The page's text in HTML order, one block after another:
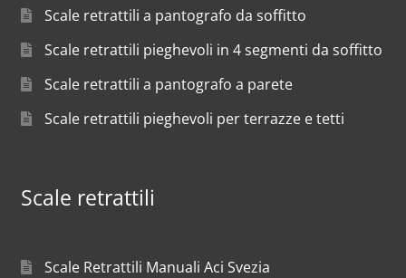
Scale retrattili a pantografo da soffitto
Scale retrattili pieghevoli in 4 segmenti da soffitto
Scale retrattili a pantografo a parete
Scale retrattili pieghevoli per terrazze e tetti
Scale retrattili
Scale Retrattili Manuali Aci Svezia